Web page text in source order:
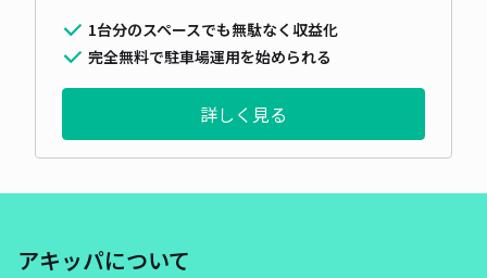
1台分のスペースでも無駄なく収益化
完全無料で駐車場運用を始められる
詳しく見る
アキッパについて